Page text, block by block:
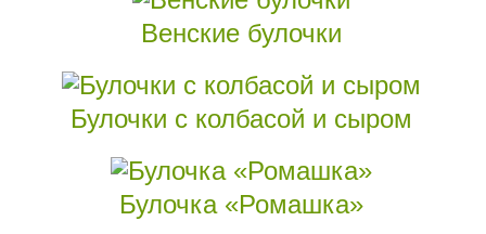
Венские булочки
Булочки с колбасой и сыром
Булочка «Ромашка»